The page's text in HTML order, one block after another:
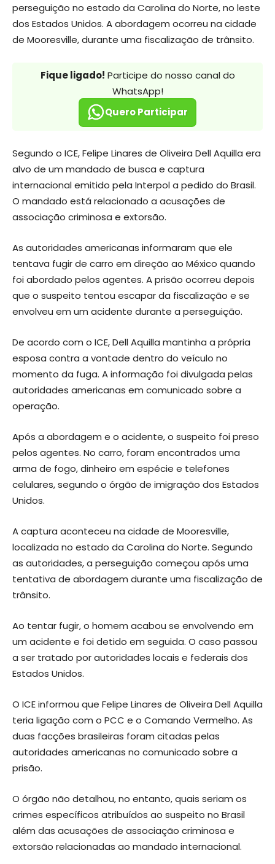
perseguição no estado da Carolina do Norte, no leste
dos Estados Unidos. A abordagem ocorreu na cidade
de Mooresville, durante uma fiscalização de trânsito.
Fique ligado! Participe do nosso canal do
WhatsApp!
Quero Participar
Segundo o ICE, Felipe Linares de Oliveira Dell Aquilla era
alvo de um mandado de busca e captura
internacional emitido pela Interpol a pedido do Brasil.
O mandado está relacionado a acusações de
associação criminosa e extorsão.
As autoridades americanas informaram que ele
tentava fugir de carro em direção ao México quando
foi abordado pelos agentes. A prisão ocorreu depois
que o suspeito tentou escapar da fiscalização e se
envolveu em um acidente durante a perseguição.
De acordo com o ICE, Dell Aquilla mantinha a própria
esposa contra a vontade dentro do veículo no
momento da fuga. A informação foi divulgada pelas
autoridades americanas em comunicado sobre a
operação.
Após a abordagem e o acidente, o suspeito foi preso
pelos agentes. No carro, foram encontrados uma
arma de fogo, dinheiro em espécie e telefones
celulares, segundo o órgão de imigração dos Estados
Unidos.
A captura aconteceu na cidade de Mooresville,
localizada no estado da Carolina do Norte. Segundo
as autoridades, a perseguição começou após uma
tentativa de abordagem durante uma fiscalização de
trânsito.
Ao tentar fugir, o homem acabou se envolvendo em
um acidente e foi detido em seguida. O caso passou
a ser tratado por autoridades locais e federais dos
Estados Unidos.
O ICE informou que Felipe Linares de Oliveira Dell Aquilla
teria ligação com o PCC e o Comando Vermelho. As
duas facções brasileiras foram citadas pelas
autoridades americanas no comunicado sobre a
prisão.
O órgão não detalhou, no entanto, quais seriam os
crimes específicos atribuídos ao suspeito no Brasil
além das acusações de associação criminosa e
extorsão relacionadas ao mandado internacional.